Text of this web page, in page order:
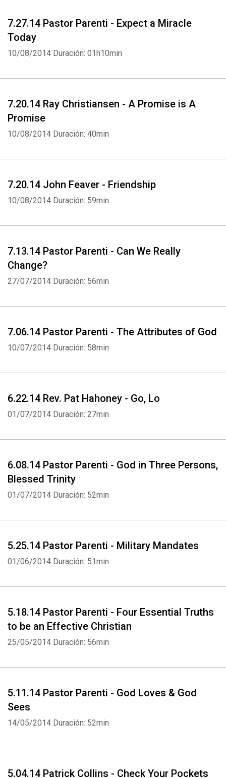
7.27.14 Pastor Parenti - Expect a Miracle
Today
10/08/2014 Duración: 01h10min
7.20.14 Ray Christiansen - A Promise is A
Promise
10/08/2014 Duración: 40min
7.20.14 John Feaver - Friendship
10/08/2014 Duración: 59min
7.13.14 Pastor Parenti - Can We Really
Change?
27/07/2014 Duración: 56min
7.06.14 Pastor Parenti - The Attributes of God
10/07/2014 Duración: 58min
6.22.14 Rev. Pat Hahoney - Go, Lo
01/07/2014 Duración: 27min
6.08.14 Pastor Parenti - God in Three Persons,
Blessed Trinity
01/07/2014 Duración: 52min
5.25.14 Pastor Parenti - Military Mandates
01/06/2014 Duración: 51min
5.18.14 Pastor Parenti - Four Essential Truths
to be an Effective Christian
25/05/2014 Duración: 56min
5.11.14 Pastor Parenti - God Loves & God
Sees
14/05/2014 Duración: 52min
5.04.14 Patrick Collins - Check Your Pockets